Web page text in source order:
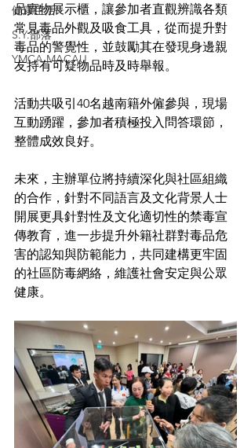
健康生活
S.Y.部落
YMCA MACAU
品實物展示櫃，讓參加者直觀辨識各類
常見毒品外觀及吸食工具，從而提升對
毒品的警覺性，並鼓勵其在發現身邊親
友持有可疑物品時及時舉報。
活動共吸引40名越南籍外僱參與，現場
互動踴躍，參加者積極投入問答環節，
整體成效良好。
未來，主辦單位將持續深化與社區組織
的合作，針對不同語言及文化背景人士
開展更具針對性及文化適切性的禁毒宣
傳教育，進一步提升外籍社群對毒品危
害的認知與防範能力，共同建構更牢固
的社區防毒網絡，維護社會安定與公眾
健康。